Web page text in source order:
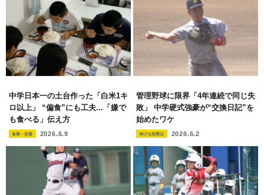
中学日本一の土台作った「白米1キ
ロ以上」 “偏食”にも工夫...「嫌で
も食べる」伝え方
食事・栄養 2026.6.9
管理野球に限界「4年連続で同じ失
敗」 中学硬式強豪が“交換日記”を
始めたワケ
伸びる指導法 2026.6.2